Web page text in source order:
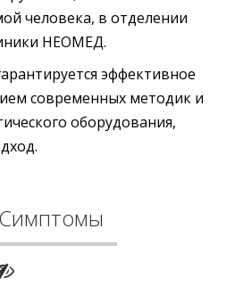
человека, в отделении
НЕОМЕД.
эффективное
современных методик и
оборудования,
Симптомы